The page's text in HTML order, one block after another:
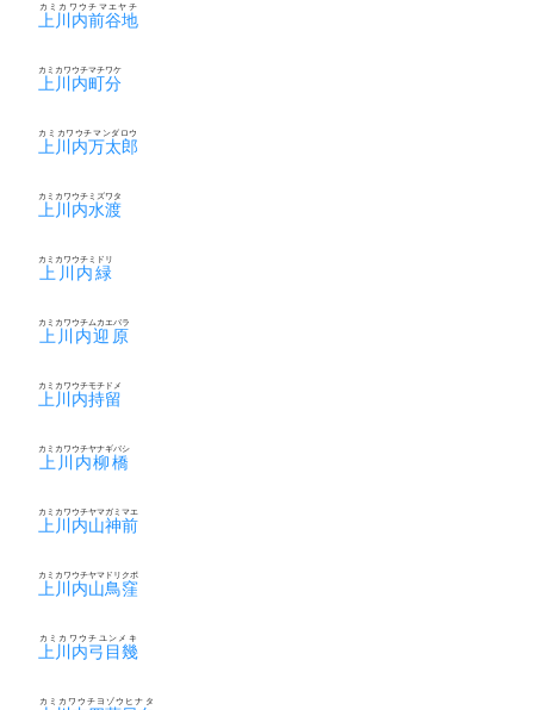
上川内前谷地
カミカワウチマエヤチ
上川内町分
カミカワウチマチワケ
上川内万太郎
カミカワウチマンダロウ
上川内水渡
カミカワウチミズワタ
上川内緑
カミカワウチミドリ
上川内迎原
カミカワウチムカエバラ
上川内持留
カミカワウチモチドメ
上川内柳橋
カミカワウチヤナギバシ
上川内山神前
カミカワウチヤマガミマエ
上川内山鳥窪
カミカワウチヤマドリクボ
上川内弓目幾
カミカワウチユンメキ
カミカワウチヨゾウヒナタ